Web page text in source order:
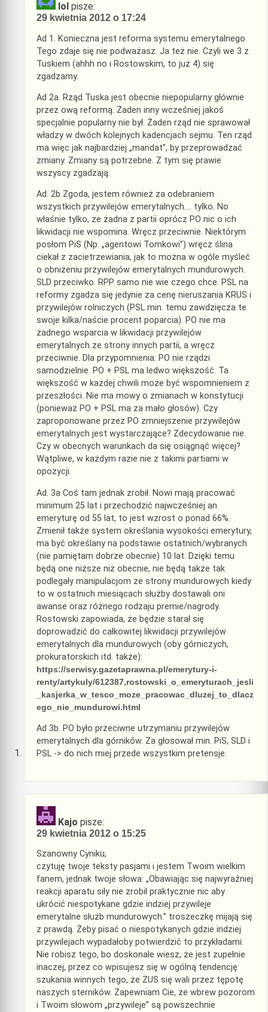
lol pisze:
29 kwietnia 2012 o 17:24
Ad 1. Konieczna jest reforma systemu emerytalnego.
Tego zdaje się nie podważasz. Ja też nie. Czyli we 3 z
Tuskiem (ahhh no i Rostowskim, to już 4) się
zgadzamy.
Ad 2a. Rząd Tuska jest obecnie niepopularny głównie
przez ową reformą. Żaden inny wcześniej jakoś
specjalnie popularny nie był. Żaden rząd nie sprawował
władzy w dwóch kolejnych kadencjach sejmu. Ten rząd
ma więc jak najbardziej „mandat”, by przeprowadzać
zmiany. Zmiany są potrzebne. Z tym się prawie
wszyscy zgadzają.
Ad. 2b Zgoda, jestem również za odebraniem
wszystkich przywilejów emerytalnych…. tylko. No
właśnie tylko, ze żadna z partii oprócz PO nic o ich
likwidacji nie wspomina. Wręcz przeciwnie. Niektórym
posłom PiS (Np. „agentowi Tomkowi”) wręcz ślina
ciekał z zacietrzewiania, jak to można w ogóle myśleć
o obniżeniu przywilejów emerytalnych mundurowych.
SLD przeciwko. RPP samo nie wie czego chce. PSL na
reformy zgadza się jedynie za cenę nieruszania KRUS i
przywilejów rolniczych (PSL min. temu zawdzięcza te
swoje kilka/naście procent poparcia). PO nie ma
żadnego wsparcia w likwidacji przywilejów
emerytalnych ze strony innych partii, a wręcz
przeciwnie. Dla przypomnienia: PO nie rządzi
samodzielnie. PO + PSL ma ledwo większość. Ta
większość w każdej chwili może być wspomnieniem z
przeszłości. Nie ma mowy o zmianach w konstytucji
(ponieważ PO + PSL ma za mało głosów). Czy
zaproponowane przez PO zmniejszenie przywilejów
emerytalnych jest wystarczające? Zdecydowanie nie.
Czy w obecnych warunkach da się osiągnąć więcej?
Wątpliwe, w każdym razie nie z takimi partiami w
opozycji.
Ad. 3a Coś tam jednak zrobił. Nowi mają pracować
minimum 25 lat i przechodzić najwcześniej an
emeryturę od 55 lat, to jest wzrost o ponad 66%.
Zmienił także system określania wysokości emerytury,
ma być określany na podstawie ostatnich/wybranych
(nie pamiętam dobrze obecnie) 10 lat. Dzięki temu
będą one niższe niż obecnie, nie będą także tak
podlegały manipulacjom ze strony mundurowych kiedy
to w ostatnich miesiącach służby dostawali oni
awanse oraz różnego rodzaju premie/nagrody.
Rostowski zapowiada, że będzie starał się
doprowadzić do całkowitej likwidacji przywilejów
emerytalnych dla mundurowych (oby górniczych,
prokuratorskich itd. także):
https://serwisy.gazetaprawna.pl/emerytury-i-
renty/artykuly/612387,rostowski_o_emeryturach_jesli
_kasjerka_w_tesco_moze_pracowac_dluzej_to_dlacz
ego_nie_mundurowi.html
Ad 3b. PO było przeciwne utrzymaniu przywilejów
emerytalnych dla górników. Za głosował min. PiS, SLD i
PSL -> do nich miej przede wszystkim pretensje.
Kajo pisze:
29 kwietnia 2012 o 15:25
Szanowny Cyniku,
czytuję twoje teksty pasjami i jestem Twoim wielkim
fanem, jednak twoje słowa: „Obawiając się najwyraźniej
reakcji aparatu siły nie zrobił praktycznie nic aby
ukrócić niespotykane gdzie indziej przywileje
emerytalne służb mundurowych.” troszeczkę mijają się
z prawdą. Żeby pisać o niespotykanych gdzie indziej
przywilejach wypadałoby potwierdzić to przykładami.
Nie robisz tego, bo doskonale wiesz, że jest zupełnie
inaczej, przez co wpisujesz się w ogólną tendencję
szukania winnych tego, że ZUS się wali przez tępotę
naszych sterników. Zapewniam Cie, że wbrew pozorom
i Twoim słowom „przywileje” są powszechnie